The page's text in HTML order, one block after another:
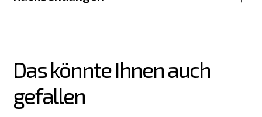
Das könnte Ihnen auch
gefallen